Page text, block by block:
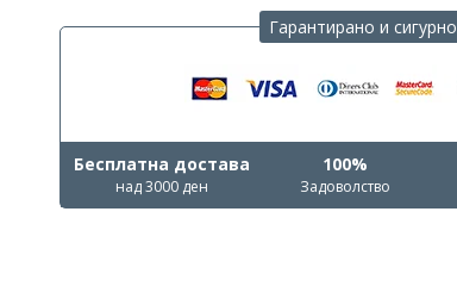
Гарантирано и сигурно
Бесплатна достава
над 3000 ден
100%
Задоволство